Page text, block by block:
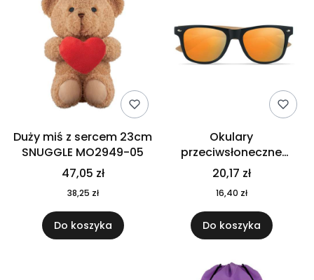
Duży miś z sercem 23cm
SNUGGLE MO2949-05
47,05 zł
38,25 zł
Do koszyka
Okulary
przeciwsłoneczne
CALIFORNIA TOUCH
MO9617-10
20,17 zł
16,40 zł
Do koszyka